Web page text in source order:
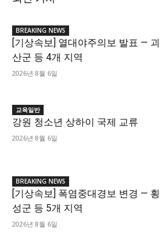
BREAKING NEWS
[기상속보] 열대야주의보 발표 — 괴
산군 등 4개 지역
2026년 8월 6일
교육일반
강원 청소년 상하이 국제 교류
2026년 8월 6일
BREAKING NEWS
[기상속보] 폭염중대경보 변경 — 횡
성군 등 5개 지역
2026년 8월 6일